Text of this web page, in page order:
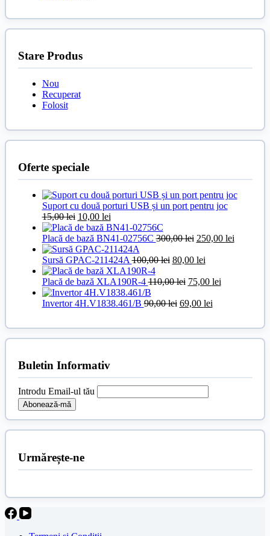
Stare Produs
Nou
Recuperat
Folosit
Oferte speciale
Suport cu două porturi USB și un port pentru joc
15,00lei Prețul
inițial
a
fost:
15,00 lei.
10,00 leiPrețul
curent
este:
10,00 lei.
Placă de bază BN41-02756C300,00lei Prețul
a
300,00 lei.
250,00 leiPrețul
Sursă GPAC-211424A100,00lei Prețul
a
100,00 lei.
80,00 leiPrețul
este:
Placă de bază XLA190R-4110,00lei Prețul
a
75,00 leiPrețul
Invertor 4H.V1838.461/B90,00lei Prețul
69,00 leiPrețul
Buletin Informativ
Introdu Email-ul tău
Urmărește-ne